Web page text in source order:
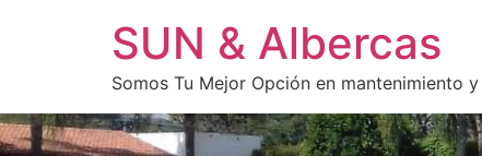
SUN & Albercas
Somos Tu Mejor Opción en mantenimiento